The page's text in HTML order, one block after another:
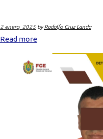
2 enero, 2025 byRodolfo Cruz Landa
Read more